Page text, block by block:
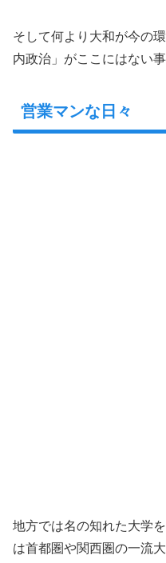
そして何より大和が今の
内政治」がここにはない事
営業マンな日々
地方では名の知れた大学
は首都圏や関西圏の一流